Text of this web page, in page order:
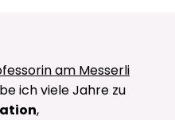
am Messerli
ich viele Jahre zu
,